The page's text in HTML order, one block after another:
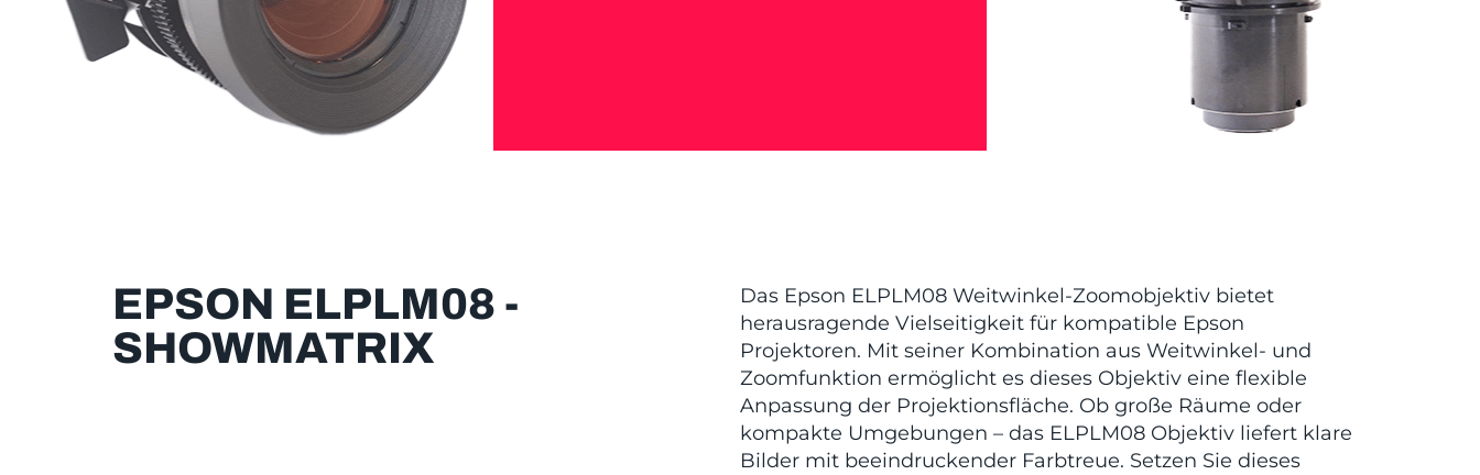
EPSON ELPLM08 -
SHOWMATRIX
Das Epson ELPLM08 Weitwinkel-Zoomobjektiv bietet
herausragende Vielseitigkeit für kompatible Epson
Projektoren. Mit seiner Kombination aus Weitwinkel- und
Zoomfunktion ermöglicht es dieses Objektiv eine flexible
Anpassung der Projektionsfläche. Ob große Räume oder
kompakte Umgebungen – das ELPLM08 Objektiv liefert klare
Bilder mit beeindruckender Farbtreue. Setzen Sie dieses